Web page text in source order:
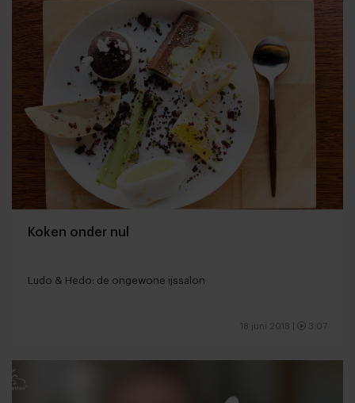
Koken onder nul
Ludo & Hedo: de ongewone ijssalon
18 juni 2018 3:07